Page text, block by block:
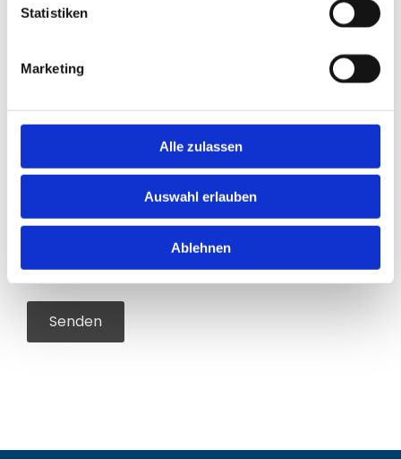
Statistiken
Marketing
Alle zulassen
Auswahl erlauben
Ablehnen
Ich habe die Datenschutzerklärung zur
Kenntnis genommen. Ich stimme einer
meiner eingegebenen Daten zur Beantwortung